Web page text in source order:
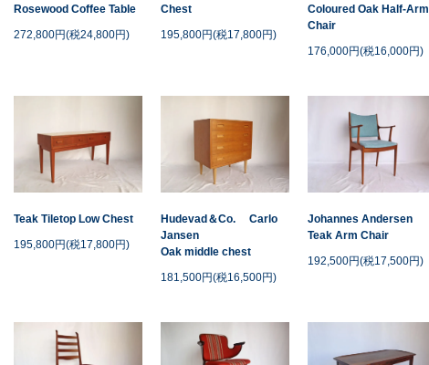
Rosewood Coffee Table
272,800円(税24,800円)
Chest
195,800円(税17,800円)
Coloured Oak Half-Arm
Chair
176,000円(税16,000円)
Teak Tiletop Low Chest
195,800円(税17,800円)
Hudevad＆Co. Carlo
Jansen
Oak middle chest
181,500円(税16,500円)
Johannes Andersen
Teak Arm Chair
192,500円(税17,500円)